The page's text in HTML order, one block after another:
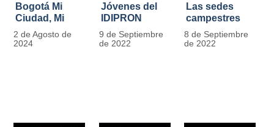
Bogotá Mi
Ciudad, Mi
Casa
2 de Agosto de
2024
Jóvenes del
IDIPRON
restauraron
más de 13.000
9 de Septiembre
de 2022
Las sedes
campestres
de IDIPRON
se convierten
8 de Septiembre
de 2022